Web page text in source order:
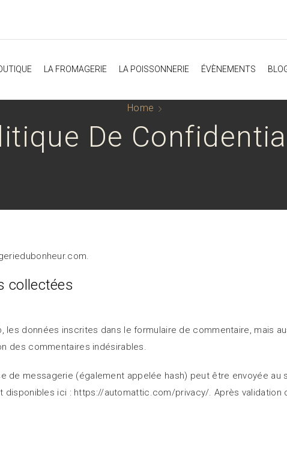
LA FROMAGERIE LA POISSONNERIE ÉVÈNEMENTS
Home
De
collectées
les données inscrites dans le formulaire de commentaire, mais
des commentaires indésirables.
de messagerie (également appelée hash) peut être envoyée au
disponibles ici : https://automattic.com/privacy/. Après